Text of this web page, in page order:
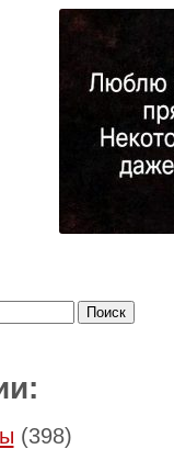
(398)